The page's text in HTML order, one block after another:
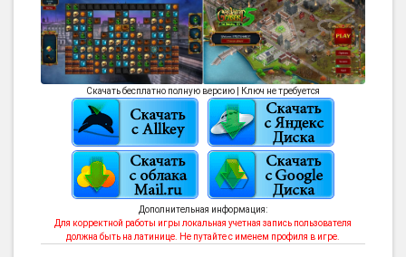
Скачать бесплатно полную версию | Ключ не требуется
Дополнительная информация:
Для корректной работы игры локальная учетная запись пользователя
должна быть на латинице. Не путайте с именем профиля в игре.